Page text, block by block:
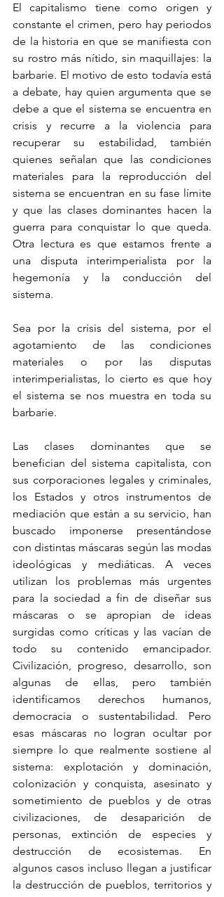
El capitalismo tiene como origen y
constante el crimen, pero hay periodos
de la historia en que se manifiesta con
su rostro más nítido, sin maquillajes: la
barbarie. El motivo de esto todavía está
a debate, hay quien argumenta que se
debe a que el sistema se encuentra en
crisis y recurre a la violencia para
recuperar su estabilidad, también
quienes señalan que las condiciones
materiales para la reproducción del
sistema se encuentran en su fase límite
y que las clases dominantes hacen la
guerra para conquistar lo que queda.
Otra lectura es que estamos frente a
una disputa interimperialista por la
hegemonía y la conducción del
sistema.
Sea por la crisis del sistema, por el
agotamiento de las condiciones
materiales o por las disputas
interimperialistas, lo cierto es que hoy
el sistema se nos muestra en toda su
barbarie.
Las clases dominantes que se
benefician del sistema capitalista, con
sus corporaciones legales y criminales,
los Estados y otros instrumentos de
mediación que están a su servicio, han
buscado imponerse presentándose
con distintas máscaras según las modas
ideológicas y mediáticas. A veces
utilizan los problemas más urgentes
para la sociedad a fin de diseñar sus
máscaras o se apropian de ideas
surgidas como críticas y las vacían de
todo su contenido emancipador.
Civilización, progreso, desarrollo, son
algunas de ellas, pero también
identificamos derechos humanos,
democracia o sustentabilidad. Pero
esas máscaras no logran ocultar por
siempre lo que realmente sostiene al
sistema: explotación y dominación,
colonización y conquista, asesinato y
sometimiento de pueblos y de otras
civilizaciones, de desaparición de
personas, extinción de especies y
destrucción de ecosistemas. En
algunos casos incluso llegan a justificar
la destrucción de pueblos, territorios y